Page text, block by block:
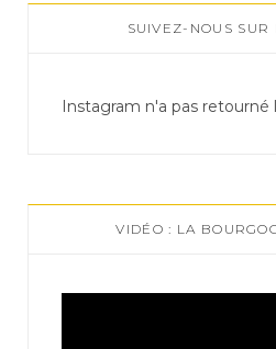
SUIVEZ-NOUS SUR
Instagram n'a pas retourné
VIDÉO : LA